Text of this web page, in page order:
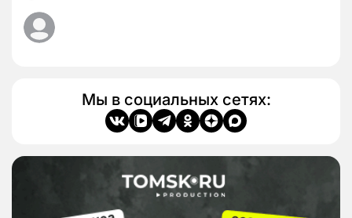
Мы в социальных сетях: